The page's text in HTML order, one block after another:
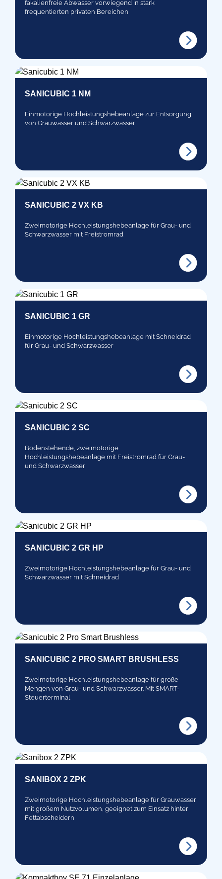
fäkalienfreie Abwässer vorwiegend in stark
frequentierten privaten Bereichen
SANICUBIC 1 NM
Einmotorige Hochleistungshebeanlage zur Entsorgung
von Grauwasser und Schwarzwasser
SANICUBIC 2 VX KB
Zweimotorige Hochleistungshebeanlage für Grau- und
Schwarzwasser mit Freistromrad
SANICUBIC 1 GR
Einmotorige Hochleistungshebeanlage mit Schneidrad
für Grau- und Schwarzwasser
SANICUBIC 2 SC
Bodenstehende, zweimotorige
Hochleistungshebeanlage mit Freistromrad für Grau-
und Schwarzwasser
SANICUBIC 2 GR HP
Zweimotorige Hochleistungshebeanlage für Grau- und
Schwarzwasser mit Schneidrad
SANICUBIC 2 PRO SMART BRUSHLESS
Zweimotorige Hochleistungshebeanlage für große
Mengen von Grau- und Schwarzwasser. Mit SMART-
Steuerterminal
SANIBOX 2 ZPK
Zweimotorige Hochleistungshebeanlage für Grauwasser
mit großem Nutzvolumen, geeignet zum Einsatz hinter
Fettabscheidern